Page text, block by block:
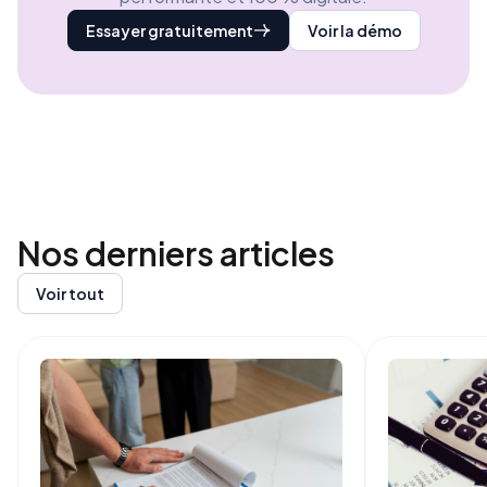
Essayer gratuitement Voir la démo
Nos derniersarticles
Voir tout